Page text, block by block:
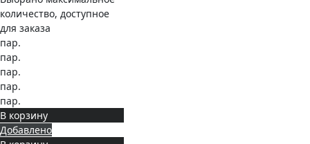
количество, доступное
для заказа
пар.
пар.
пар.
пар.
пар.
В корзину
Добавлено